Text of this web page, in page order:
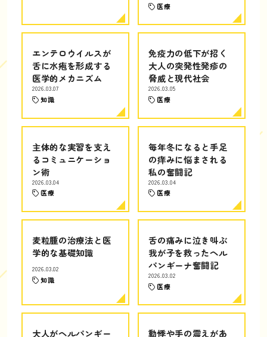
医療
エンテロウイルスが
舌に水疱を形成する
医学的メカニズム
2026.03.07
知識
免疫力の低下が招く
大人の突発性発疹の
脅威と現代社会
2026.03.05
医療
主体的な実習を支え
るコミュニケーショ
ン術
2026.03.04
医療
毎年冬になると手足
の痒みに悩まされる
私の奮闘記
2026.03.04
医療
麦粒腫の治療法と医
学的な基礎知識
2026.03.02
知識
舌の痛みに泣き叫ぶ
我が子を救ったヘル
パンギーナ奮闘記
2026.03.02
医療
大人がヘルパンギー
動悸や手の震えがあ